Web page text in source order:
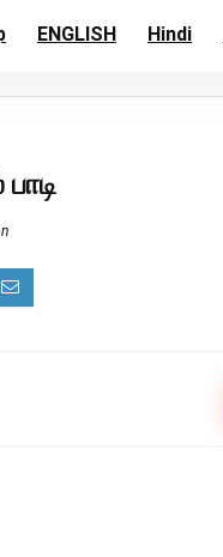
ENGLISH Hindi